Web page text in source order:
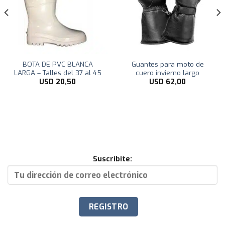
BOTA DE PVC BLANCA
LARGA – Talles del 37 al 45
USD 20,50
Guantes para moto de
cuero invierno largo
USD 62,00
Suscribite: